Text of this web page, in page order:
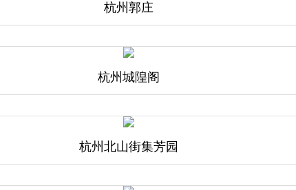
杭州郭庄
杭州城隍阁
杭州北山街集芳园